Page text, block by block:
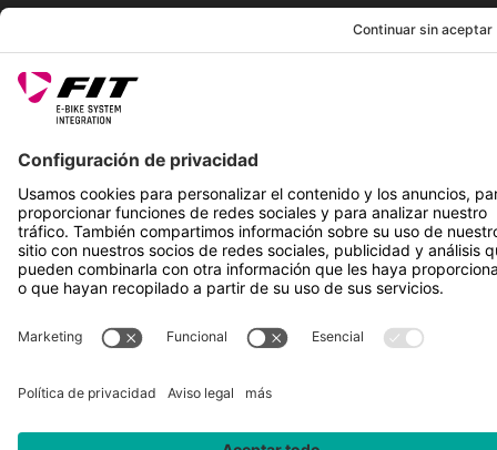
SÍGUENOS EN
*Precio de venta recomendado incl. IVA más gastos de envío